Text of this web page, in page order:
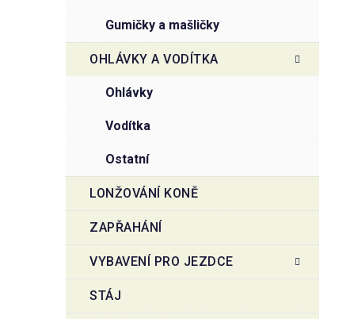
gumičky a mašličky
OHLÁVKY A VODÍTKA
ohlávky
vodítka
ostatní
LONŽOVÁNÍ KONĚ
ZAPŘAHÁNÍ
VYBAVENÍ PRO JEZDCE
STÁJ